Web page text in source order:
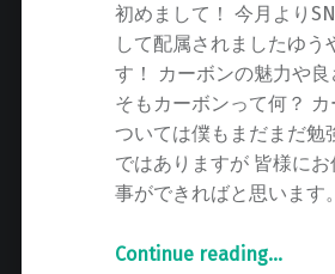
ト
か
ら
の
お
知
ら
"
初めまして！ 今月より
して配属されましたゆう
す！ カーボンの魅力や
そもカーボンって何？ カ
ついては僕もまだまだ勉
ではありますが 皆様にお
事ができればと思います
Continue reading"
…